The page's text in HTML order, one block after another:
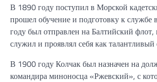
В 1890 году поступил в Морской
прошел обучение и подготовку к службе
году был отправлен на Балтийский флот,
служил и проявлял себя как
В 1900 году Колчак был назначен на
командира миноносца «Ржевский», с